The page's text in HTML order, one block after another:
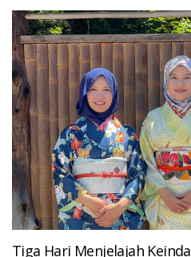
Tiga Hari Menjelajah